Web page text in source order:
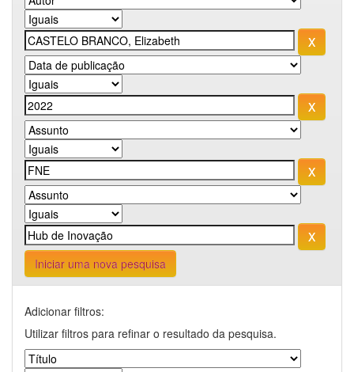
Iniciar uma nova pesquisa
Adicionar filtros:
Utilizar filtros para refinar o resultado da pesquisa.